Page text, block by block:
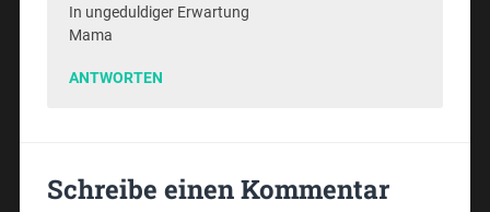
In ungeduldiger Erwartung
Mama
ANTWORTEN
Schreibe einen Kommentar